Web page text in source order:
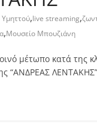
,live streaming,
,Μουσείο Μπουζιάνη
μέτωπο κατά της
“ΑΝΔΡΕΑΣ ΛΕΝΤΑΚΗΣ”